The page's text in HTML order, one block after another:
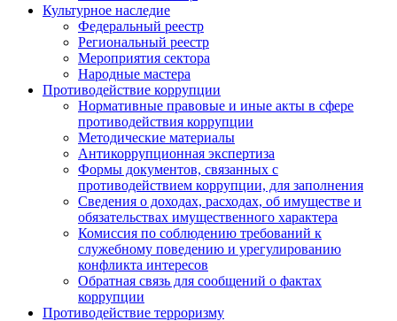
Культурное наследие
Федеральный реестр
Региональный реестр
Мероприятия сектора
Народные мастера
Противодействие коррупции
Нормативные правовые и иные акты в сфере
противодействия коррупции
Методические материалы
Антикоррупционная экспертиза
Формы документов, связанных с
противодействием коррупции, для заполнения
Сведения о доходах, расходах, об имуществе и
обязательствах имущественного характера
Комиссия по соблюдению требований к
служебному поведению и урегулированию
конфликта интересов
Обратная связь для сообщений о фактах
коррупции
Противодействие терроризму